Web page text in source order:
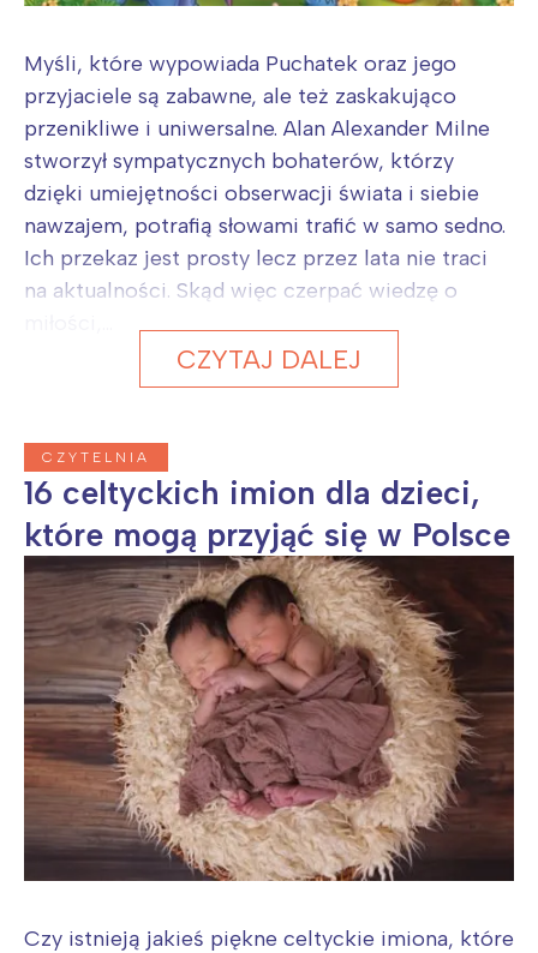
Myśli, które wypowiada Puchatek oraz jego
przyjaciele są zabawne, ale też zaskakująco
przenikliwe i uniwersalne. Alan Alexander Milne
stworzył sympatycznych bohaterów, którzy
dzięki umiejętności obserwacji świata i siebie
nawzajem, potrafią słowami trafić w samo sedno.
Ich przekaz jest prosty lecz przez lata nie traci
na aktualności. Skąd więc czerpać wiedzę o
CZYTAJ DALEJ
CZYTELNIA
16 celtyckich imion dla dzieci,
które mogą przyjąć się w Polsce
Czy istnieją jakieś piękne celtyckie imiona, które